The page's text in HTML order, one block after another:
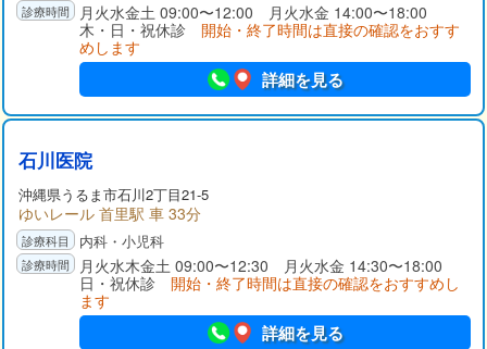
月火水金土 09:00〜12:00 月火水金 14:00〜18:00
木・日・祝休診 開始・終了時間は直接の確認をおすす
めします
詳細を見る
石川医院
沖縄県うるま市石川2丁目21-5
ゆいレール 首里駅 車 33分
内科・小児科
月火水木金土 09:00〜12:30 月火水金 14:30〜18:00
日・祝休診 開始・終了時間は直接の確認をおすすめし
ます
詳細を見る